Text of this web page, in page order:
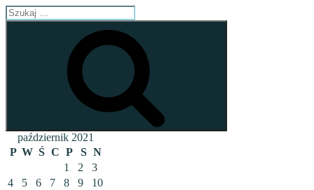
Szukaj:
październik 2021
P W Ś C P S N
1
2
3
4
5 6 7 8 9
10